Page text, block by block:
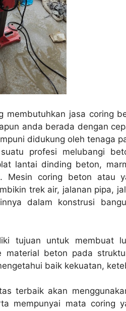
membutuhkan jasa coring
anda berada dengan
didukung oleh tenaga
profesi melubangi
lantai dinding beton,
Mesin coring beton atau
trek air, jalanan pipa,
dalam konstrusi
tujuan untuk membuat
material beton pada
baik kekuatan,
terbaik akan
mempunyai mata coring